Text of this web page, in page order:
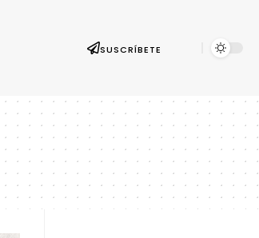
SUSCRÍBETE